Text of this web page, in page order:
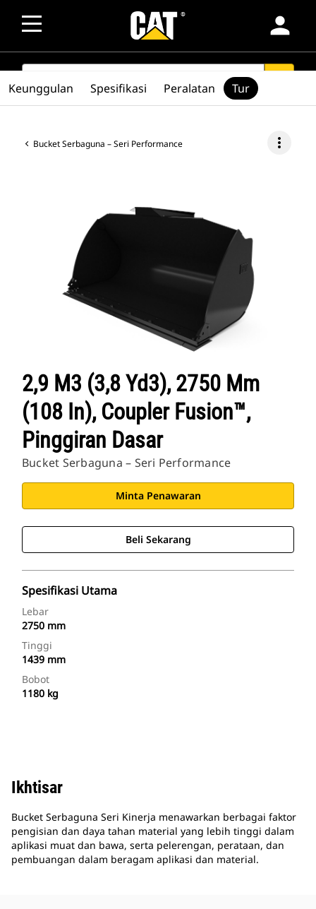
person
SEARCH
Bucket Serbaguna – Seri Performance more_vert
2,9 M3 (3,8 Yd3), 2750 Mm
(108 In), Coupler Fusion™,
Pinggiran Dasar
Bucket Serbaguna – Seri Performance
Minta Penawaran
Beli Sekarang
Spesifikasi Utama
Lebar
2750 mm
Tinggi
1439 mm
Bobot
1180 kg
Keunggulan Spesifikasi Peralatan Tur
Ikhtisar
Bucket Serbaguna Seri Kinerja menawarkan berbagai faktor
pengisian dan daya tahan material yang lebih tinggi dalam
aplikasi muat dan bawa, serta pelerengan, perataan, dan
pembuangan dalam beragam aplikasi dan material.